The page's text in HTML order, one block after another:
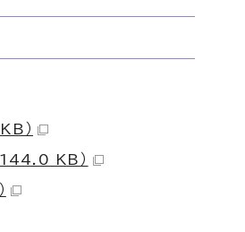
）
144.0 KB）